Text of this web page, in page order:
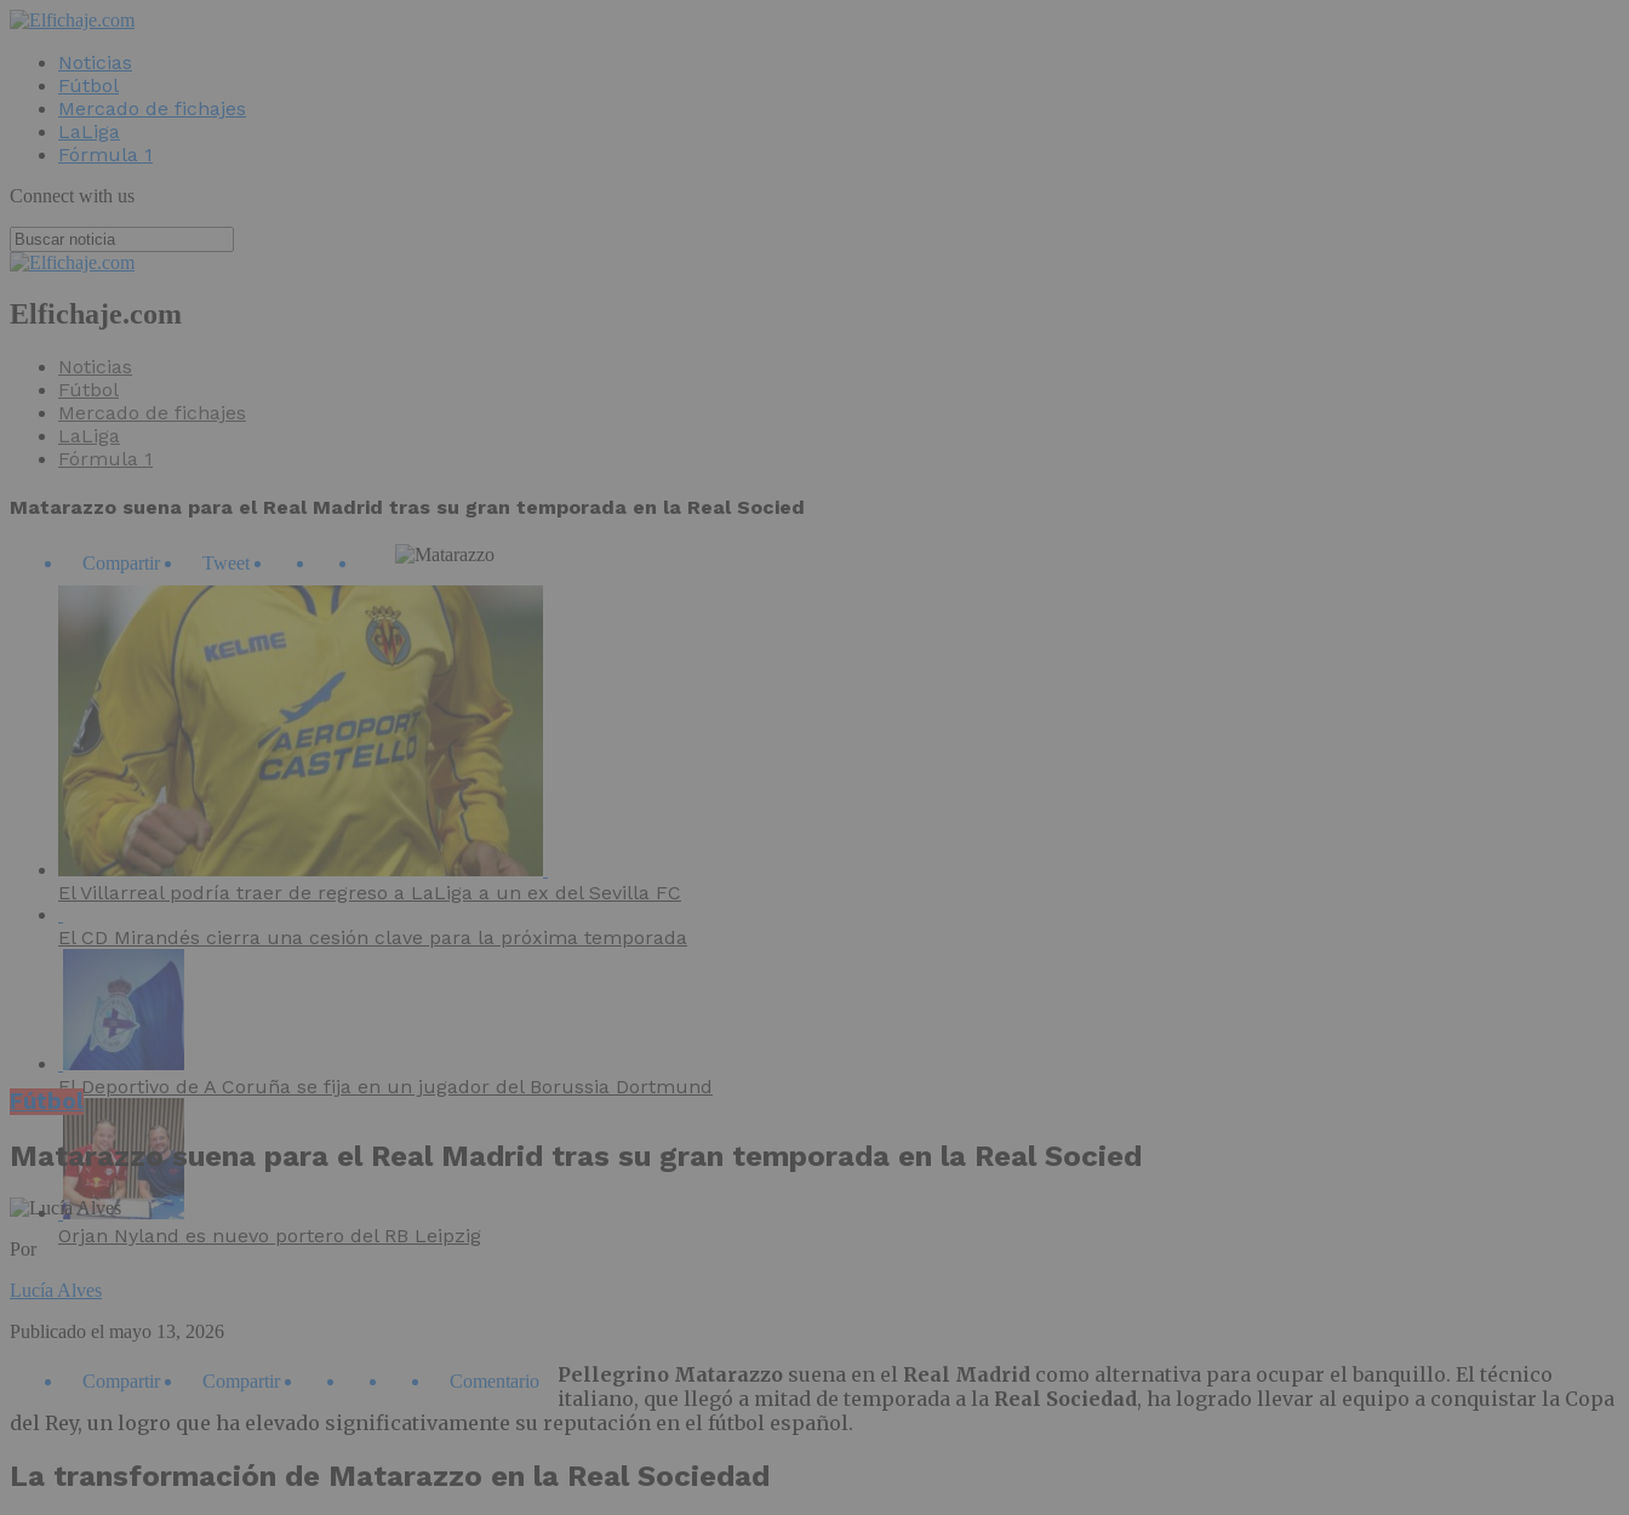
Noticias
Fútbol
Mercado de fichajes
LaLiga
Fórmula 1
Connect with us
Elfichaje.com
Noticias
Fútbol
Mercado de fichajes
LaLiga
Fórmula 1
Matarazzo suena para el Real Madrid tras su gran temporada en la Real Socied
Compartir Tweet
El Villarreal podría traer de regreso a LaLiga a un ex del Sevilla FC
El CD Mirandés cierra una cesión clave para la próxima temporada
El Deportivo de A Coruña se fija en un jugador del Borussia Dortmund
Orjan Nyland es nuevo portero del RB Leipzig
Fútbol
Matarazzo suena para el Real Madrid tras su gran temporada en la Real Socied
Por
Lucía Alves
Publicado el mayo 13, 2026
Compartir Compartir Comentario Pellegrino Matarazzo suena en el Real Madrid como alternativa para ocupar el banquillo. El técnico
italiano, que llegó a mitad de temporada a la Real Sociedad, ha logrado llevar al equipo a conquistar la Copa
del Rey, un logro que ha elevado significativamente su reputación en el fútbol español.
La transformación de Matarazzo en la Real Sociedad